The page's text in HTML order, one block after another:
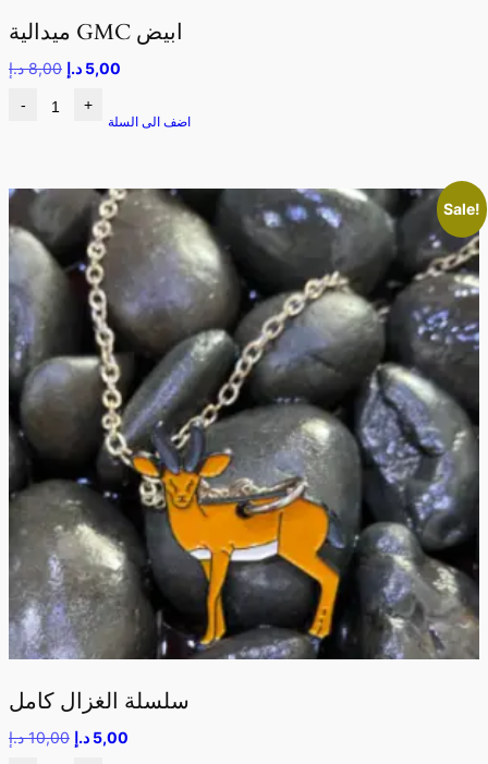
ميدالية GMC ابيض
8,00 د.إ 5,00 د.إ
- +
اضف الى السلة
Sale!
سلسلة الغزال كامل
10,00 د.إ 5,00 د.إ